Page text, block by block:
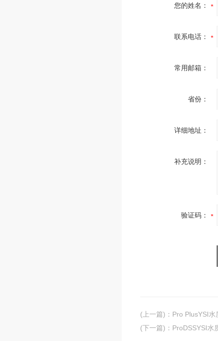
您的姓名：
联系电话：
常用邮箱：
省份：
详细地址：
补充说明：
验证码：
(上一篇) ： Pro PlusYSI
(下一篇) ： ProDSSYSI水